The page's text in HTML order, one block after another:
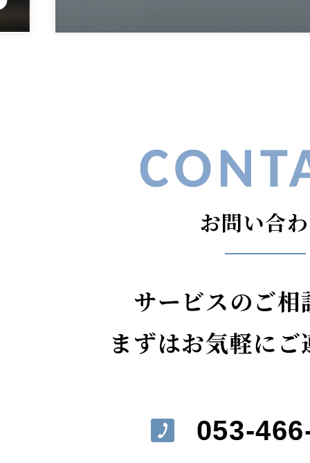
お問い合
サービスのご
まずはお気軽に
053-